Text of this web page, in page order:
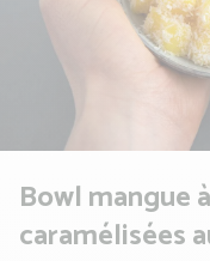
Bowl mangue
caramélisées